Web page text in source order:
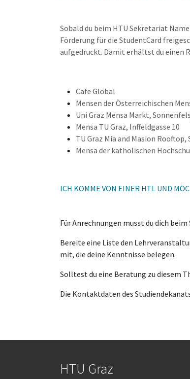
Sobald du beim HTU Sekretariat
Förderung für die StudentCard
aufgedruckt. Damit erhältst du einen
Cafe Global
Mensen der Österreichischen
Uni Graz Mensa Markt,
Mensa TU Graz, Inffeldgasse 10
TU Graz Mia and Masion Rooftop,
Mensa der katholischen
ICH KOMME VON EINER HTL UND
Für Anrechnungen musst du dich
Bereite eine Liste den
mit, die deine Kenntnisse belegen.
Solltest du eine Beratung zu diesem
Die Kontaktdaten des
HTU Graz